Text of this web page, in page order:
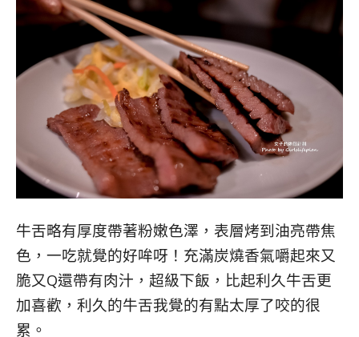
牛舌略有厚度帶著粉嫩色澤，表層烤到油亮帶焦
色，一吃就覺的好哞呀！充滿炭燒香氣嚼起來又
脆又Q還帶有肉汁，超級下飯，比起利久牛舌更
加喜歡，利久的牛舌我覺的有點太厚了咬的很
累。